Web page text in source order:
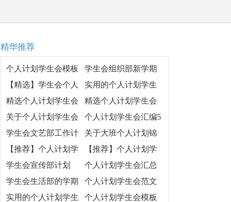
精华推荐
个人计划学生会模板
汇编五篇
学生会组织部新学期
工作计划
【精选】学生会个人
工作计划锦集五篇
实用的个人计划学生
会范文九篇
精选个人计划学生会
范文合集六篇
精选个人计划学生会
范文10篇
关于个人计划学生会
汇编九篇
个人计划学生会汇编5
篇
学生会文艺部工作计
划（通用6篇）
关于大班个人计划锦
集七篇
【推荐】个人计划学
生会三篇
【推荐】个人计划学
生会汇总7篇
学生会宣传部计划
个人计划学生会汇总
七篇
学生会生活部的学期
工作计划
个人计划学生会范文
汇编7篇
实用的个人计划学生
个人计划学生会模板